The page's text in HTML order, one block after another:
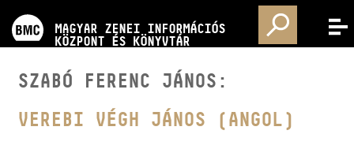
MAGYAR ZENEI INFORMÁCIÓS
KÖZPONT ÉS KÖNYVTÁR
MENÜ
KÉPZÉSEK
SZABÓ FERENC JÁNOS:
VEREBI VÉGH JÁNOS (ANGOL)